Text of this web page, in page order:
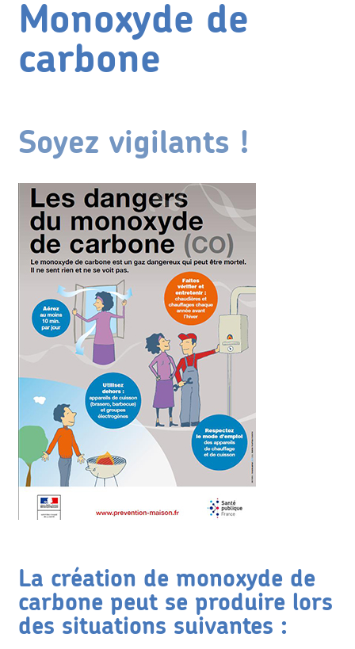
Monoxyde de
carbone
Soyez vigilants !
La création de monoxyde de
carbone peut se produire lors
des situations suivantes :